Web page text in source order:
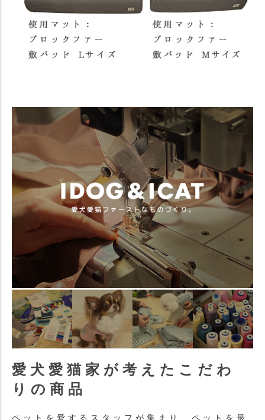
愛犬愛猫家が考えたこだわ
りの商品
ペットを愛するスタッフが集まり、ペットを最